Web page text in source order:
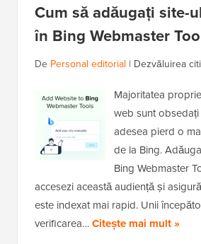
Cum să adăugați site-
în Bing Webmaster
De Personal editorial | Dezvăluirea
Majoritatea
web sunt
adesea pierd o
de la Bing.
Bing Webmaster
accesezi această audiență și
este indexat mai rapid. Unii
verificarea…Citește mai mult »